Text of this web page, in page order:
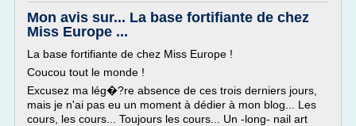
Mon avis sur... La base fortifiante de chez
Miss Europe ...
La base fortifiante de chez Miss Europe !
Coucou tout le monde !
Excusez ma lég�?re absence de ces trois derniers jours,
mais je n'ai pas eu un moment à dédier à mon blog... Les
cours, les cours... Toujours les cours... Un -long- nail art